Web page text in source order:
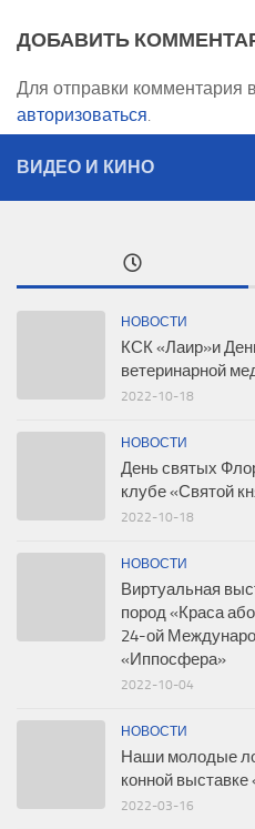
ДОБАВИТЬ
Для отправки комментария
авторизоваться.
ВИДЕО И КИНО
НОВОСТИ
КСК «Лаир»и
ветеринарной
2022-10-18
НОВОСТИ
День святых
клубе «Святой
2022-10-18
НОВОСТИ
Виртуальная
пород «Краса
24-ой
«Иппосфера»
2022-10-04
НОВОСТИ
Наши молодые
конной
2022-03-16